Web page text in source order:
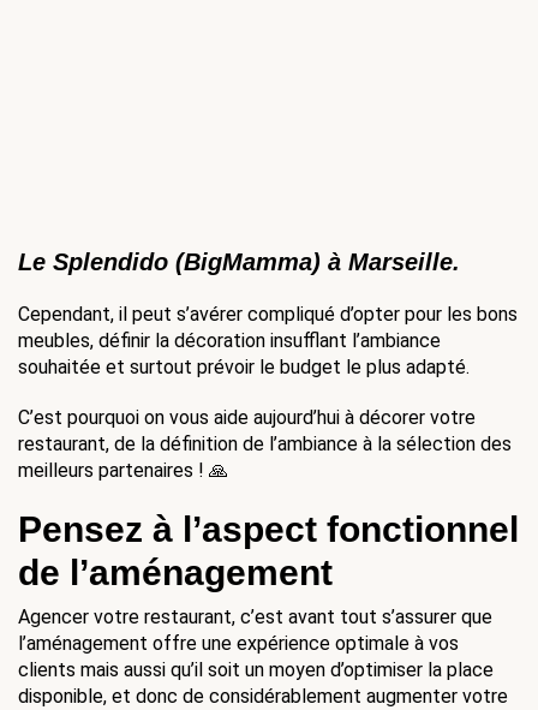
Le Splendido (BigMamma) à Marseille.
Cependant, il peut s’avérer compliqué d’opter pour les bons
meubles, définir la décoration insufflant l’ambiance
souhaitée et surtout prévoir le budget le plus adapté.
C’est pourquoi on vous aide aujourd’hui à décorer votre
restaurant, de la définition de l’ambiance à la sélection des
meilleurs partenaires ! 🙏
Pensez à l’aspect fonctionnel
de l’aménagement
Agencer votre restaurant, c’est avant tout s’assurer que
l’aménagement offre une expérience optimale à vos
clients mais aussi qu’il soit un moyen d’optimiser la place
disponible, et donc de considérablement augmenter votre